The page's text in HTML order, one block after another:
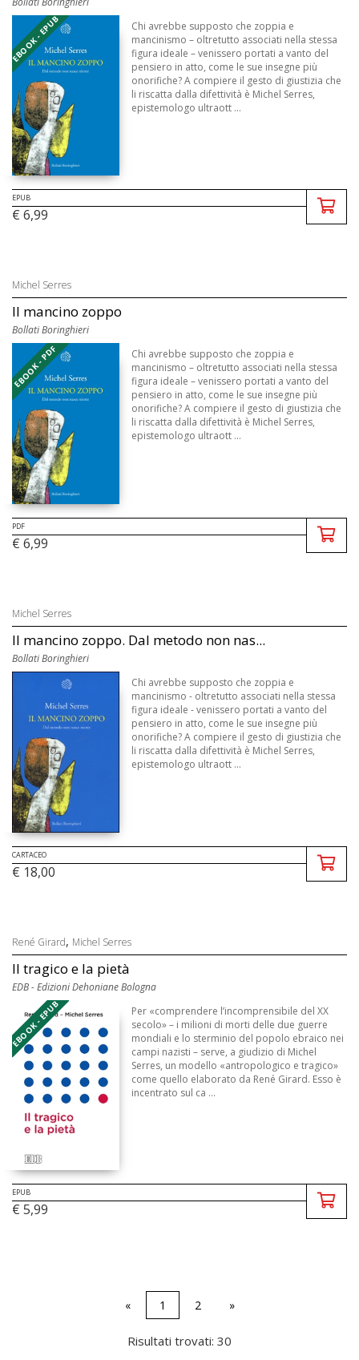
EBOOK - EPUB
Chi avrebbe supposto che zoppia e
mancinismo – oltretutto associati nella stessa
figura ideale – venissero portati a vanto del
pensiero in atto, come le sue insegne più
onorifiche? A compiere il gesto di giustizia che
li riscatta dalla difettività è Michel Serres,
epistemologo ultraott ...
EPUB
€ 6,99
Michel Serres
Il mancino zoppo
Bollati Boringhieri
EBOOK - PDF
Chi avrebbe supposto che zoppia e
mancinismo – oltretutto associati nella stessa
figura ideale – venissero portati a vanto del
pensiero in atto, come le sue insegne più
onorifiche? A compiere il gesto di giustizia che
li riscatta dalla difettività è Michel Serres,
epistemologo ultraott ...
PDF
€ 6,99
Michel Serres
Il mancino zoppo. Dal metodo non nas...
Bollati Boringhieri
Chi avrebbe supposto che zoppia e
mancinismo - oltretutto associati nella stessa
figura ideale - venissero portati a vanto del
pensiero in atto, come le sue insegne più
onorifiche? A compiere il gesto di giustizia che
li riscatta dalla difettività è Michel Serres,
epistemologo ultraott ...
CARTACEO
€ 18,00
René Girard, Michel Serres
Il tragico e la pietà
EDB - Edizioni Dehoniane Bologna
EBOOK - EPUB
Per «comprendere l’incomprensibile del XX
secolo» – i milioni di morti delle due guerre
mondiali e lo sterminio del popolo ebraico nei
campi nazisti – serve, a giudizio di Michel
Serres, un modello «antropologico e tragico»
come quello elaborato da René Girard. Esso è
incentrato sul ca ...
EPUB
€ 5,99
« 1 2 »
Risultati trovati: 30